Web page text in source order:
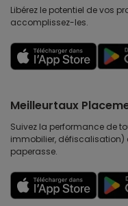
Libérez le potentiel de vos
accomplissez-les.
Meilleurtaux
Suivez la performance de
immobilier, défiscalisation)
paperasse.